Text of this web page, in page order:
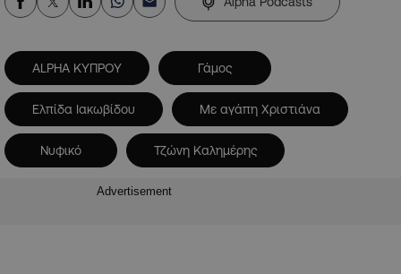
ALPHA ΚΥΠΡΟΥ Γάμος
Ελπίδα Ιακωβίδου Με αγάπη Χριστιάνα
Νυφικό Τζώνη Καλημέρης
Advertisement